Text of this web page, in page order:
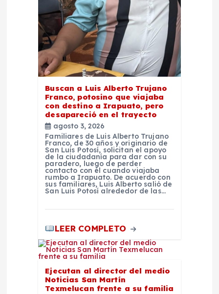
Buscan a Luis Alberto Trujano
Franco, potosino que viajaba
con destino a Irapuato, pero
desapareció en el trayecto
agosto 3, 2026
Familiares de Luis Alberto Trujano
Franco, de 30 años y originario de
San Luis Potosí, solicitan el apoyo
de la ciudadanía para dar con su
paradero, luego de perder
contacto con él cuando viajaba
rumbo a Irapuato. De acuerdo con
sus familiares, Luis Alberto salió de
San Luis Potosí alrededor de las…
LEER COMPLETO
Ejecutan al director del medio
Noticias San Martín
Texmelucan frente a su familia